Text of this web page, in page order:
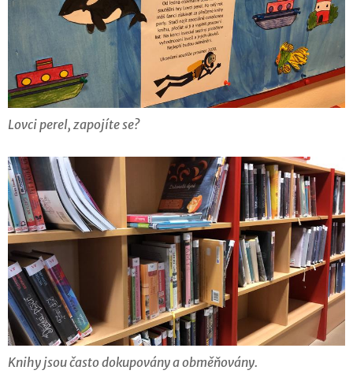
Lovci perel, zapojíte se?
Knihy jsou často dokupovány a obměňovány.